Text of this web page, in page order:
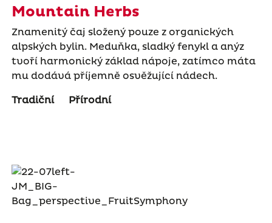
Mountain Herbs
Znamenitý čaj složený pouze z organických
alpských bylin. Meduňka, sladký fenykl a anýz
tvoří harmonický základ nápoje, zatímco máta
mu dodává příjemně osvěžující nádech.
Tradiční
Přírodní